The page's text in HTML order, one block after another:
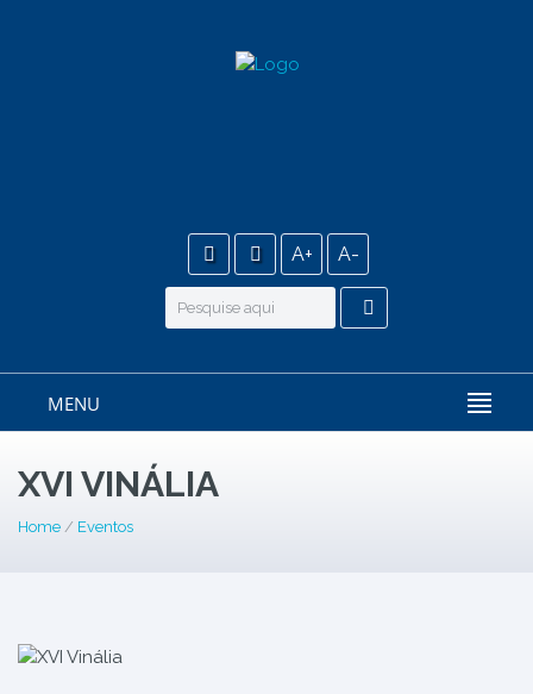
A+ A-
MENU
XVI VINÁLIA
Home / Eventos